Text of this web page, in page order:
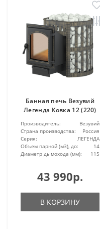
Банная печь Везувий
Легенда Ковка 12 (220)
Производитель:
Везувий
Страна производства:
Россия
Серия:
ЛЕГЕНДА
Объем парной (м3), до:
14
Диаметр дымохода (мм):
115
43 990р.
В КОРЗИНУ